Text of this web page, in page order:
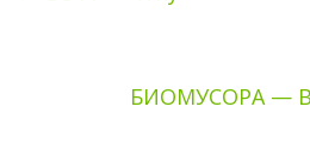
БИОМУСОРА —